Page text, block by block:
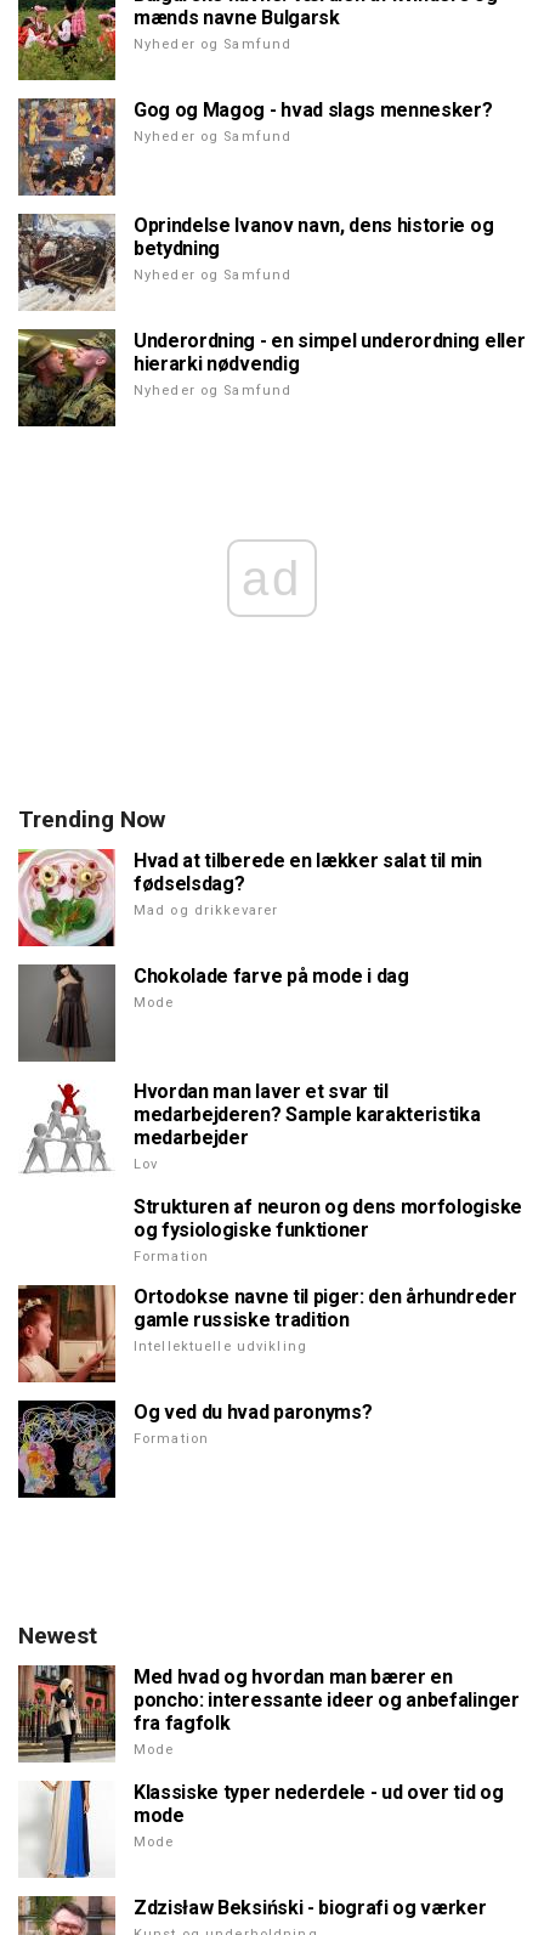
mænds navne Bulgarsk
Nyheder og Samfund
Gog og Magog - hvad slags mennesker?
Nyheder og Samfund
Oprindelse Ivanov navn, dens historie og
betydning
Nyheder og Samfund
Underordning - en simpel underordning eller
hierarki nødvendig
Nyheder og Samfund
ad
Trending Now
Hvad at tilberede en lækker salat til min
fødselsdag?
Mad og drikkevarer
Chokolade farve på mode i dag
Mode
Hvordan man laver et svar til
medarbejderen? Sample karakteristika
medarbejder
Lov
Strukturen af neuron og dens morfologiske
og fysiologiske funktioner
Formation
Ortodokse navne til piger: den århundreder
gamle russiske tradition
Intellektuelle udvikling
Og ved du hvad paronyms?
Formation
Newest
Med hvad og hvordan man bærer en
poncho: interessante ideer og anbefalinger
fra fagfolk
Mode
Klassiske typer nederdele - ud over tid og
mode
Mode
Zdzisław Beksiński - biografi og værker